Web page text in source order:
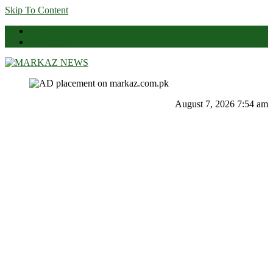
Skip To Content
Markaz News
Markaz Rules, Laws & News
August 7, 2026 7:54 am